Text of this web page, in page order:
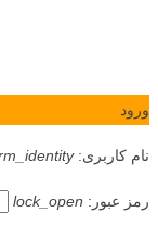
ورود
نام کاربری:
رمز عبور: lock_open